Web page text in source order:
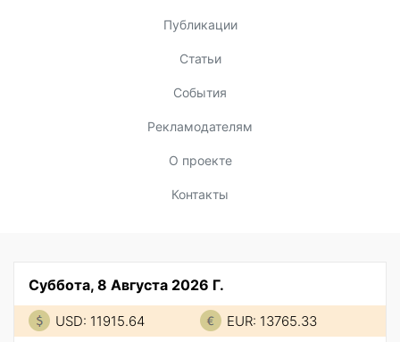
Публикации
Статьи
События
Рекламодателям
О проекте
Контакты
Суббота, 8 Августа 2026 Г.
USD: 11915.64 EUR: 13765.33